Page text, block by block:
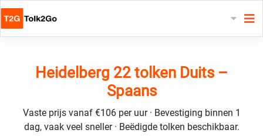
Heidelberg 22 tolken Duits –
Spaans
Vaste prijs vanaf €106 per uur · Bevestiging binnen 1
dag, vaak veel sneller · Beëdigde tolken beschikbaar.